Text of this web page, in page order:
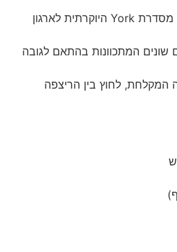
מתקן מוט פינתי בצבע כסף מסדרת York היוקרתית לארגון
שונים המתכוונות בהתאם לגובה
המקלחת, לחוץ בין הריצפה